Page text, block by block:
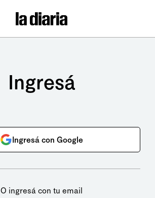
Ingresá
Ingresá con Google
O ingresá con tu email